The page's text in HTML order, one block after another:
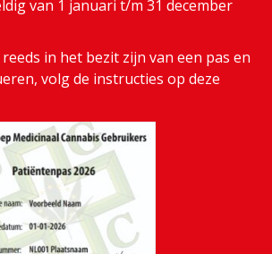
van 1 januari t/m 31 december
in het bezit zijn van een pas en
volg de instructies op deze